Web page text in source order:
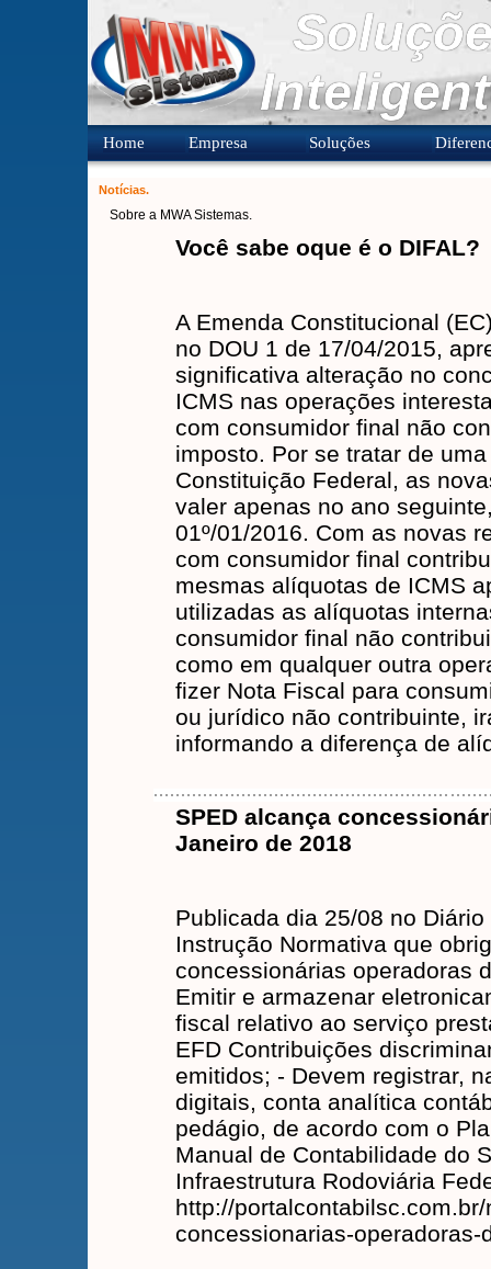
Home Empresa Soluções
Notícias.
Sobre a MWA Sistemas.
Você sabe oque é o DIFAL?
A Emenda Constitucional
no DOU 1 de 17/04/2015,
significativa alteração no
ICMS nas operações
com consumidor final não
imposto. Por se tratar de
Constituição Federal, as
valer apenas no ano
01º/01/2016. Com as novas
com consumidor final
mesmas alíquotas de ICMS
utilizadas as alíquotas
consumidor final não
como em qualquer outra
fizer Nota Fiscal para
ou jurídico não contribuinte,
informando a diferença de
SPED alcança
Janeiro de 2018
Publicada dia 25/08 no
Instrução Normativa que
concessionárias operadoras
Emitir e armazenar
fiscal relativo ao serviço
EFD Contribuições
emitidos; - Devem registrar,
digitais, conta analítica
pedágio, de acordo com o
Manual de Contabilidade do
Infraestrutura Rodoviária
http://
concessionarias-